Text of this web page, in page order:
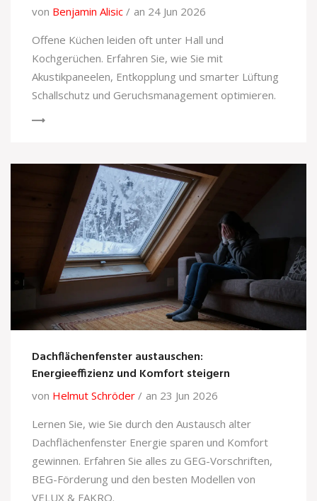
von Benjamin Alisic
an 24 Jun 2026
Offene Küchen leiden oft unter Hall und
Kochgerüchen. Erfahren Sie, wie Sie mit
Akustikpaneelen, Entkopplung und smarter Lüftung
Schallschutz und Geruchsmanagement optimieren.
Dachflächenfenster austauschen:
Energieeffizienz und Komfort steigern
von Helmut Schröder
an 23 Jun 2026
Lernen Sie, wie Sie durch den Austausch alter
Dachflächenfenster Energie sparen und Komfort
gewinnen. Erfahren Sie alles zu GEG-Vorschriften,
BEG-Förderung und den besten Modellen von
VELUX & FAKRO.